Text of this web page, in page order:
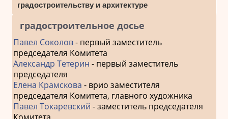
градостроительству и архитектуре
градостроительное досье
Павел Соколов- первый заместитель
председателя Комитета
Александр Тетерин - первый заместитель
председателя
Елена Крамскова - врио заместителя
председателя Комитета, главного художника
Павел Токаревский - заместитель председателя